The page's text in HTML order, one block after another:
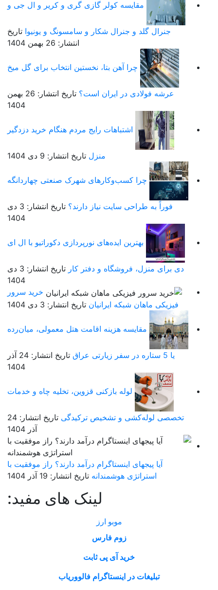
مقایسه کولر گازی گری و کریر و ال جی و
جنرال گلد و جنرال شکار و سامسونگ و یونیوا تاریخ
انتشار: 26 بهمن 1404
چرا آهن بتا، نخستین انتخاب برای گل میخ
عرشه فولادی در ایران است؟
تاریخ انتشار: 26 بهمن
1404
اشتباهات رایج مردم هنگام خرید دزدگیر
منزل تاریخ انتشار: 9 دی 1404
چرا کسب‌وکارهای شهرک صنعتی چهاردانگه
فوراً به طراحی سایت نیاز دارند؟
تاریخ انتشار: 3 دی
1404
بهترین ایده‌های نورپردازی دکوراتیو با ال ای
دی برای منزل، فروشگاه و دفتر کار
تاریخ انتشار: 3 دی
1404
خرید سرور
فیزیکی ماهان شبکه ایرانیان تاریخ انتشار: 3 دی 1404
مقایسه هزینه اقامت هتل معمولی، میان‌رده
تاریخ انتشار: 24 آذر
1404
لوله بازکنی قزوین، تخلیه چاه و خدمات
تخصصی لوله‌کشی و تشخیص ترکیدگی
تاریخ انتشار: 24
آیا پیجهای اینستاگرام درآمد دارند؟ راز موفقیت با
استراتژی هوشمندانه تاریخ انتشار: 19 آذر 1404
لینک های مفید:
موبو ارز
زوم فارس
خرید آی پی ثابت
تبلیغات در اینستاگرام فالووریاب